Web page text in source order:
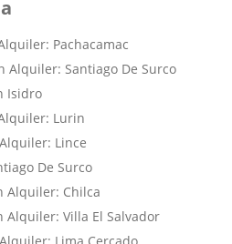
Pachacamac
Alquiler: Santiago De Surco
Isidro
Lurin
Lince
De Surco
Alquiler: Chilca
Villa El Salvador